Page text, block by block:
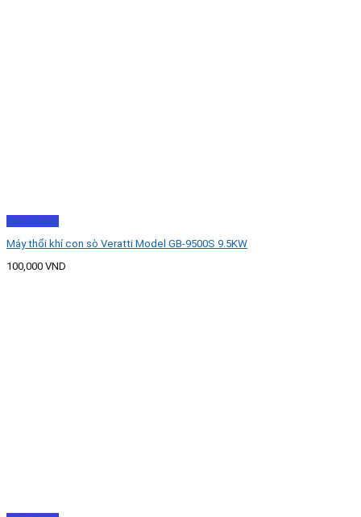
Xem nhanh
Máy thổi khí con sò Veratti Model GB-9500S 9.5KW
100,000 VND